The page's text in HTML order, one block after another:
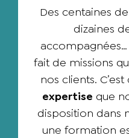
Des centaines
dizaines
fait de missions
nos clients.
expertise que
disposition dans
une formation